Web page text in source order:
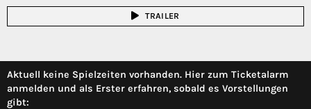
TRAILER
Aktuell keine Spielzeiten vorhanden. Hier zum Ticketalarm
anmelden und als Erster erfahren, sobald es Vorstellungen
gibt: